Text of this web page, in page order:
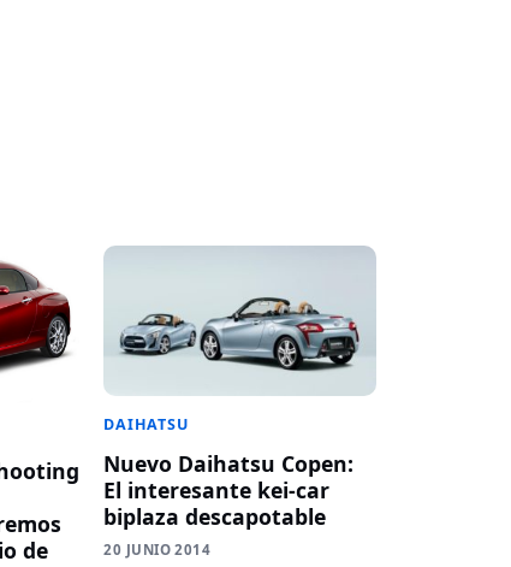
de
DAIHATSU
Nuevo Daihatsu Copen:
El interesante kei-car
biplaza descapotable
20 JUNIO 2014